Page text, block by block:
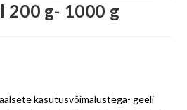
200 g- 1000 g
kasutusvõimalustega- geeli